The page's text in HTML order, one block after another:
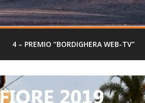
4 – PREMIO “BORDIGHERA WEB-TV”